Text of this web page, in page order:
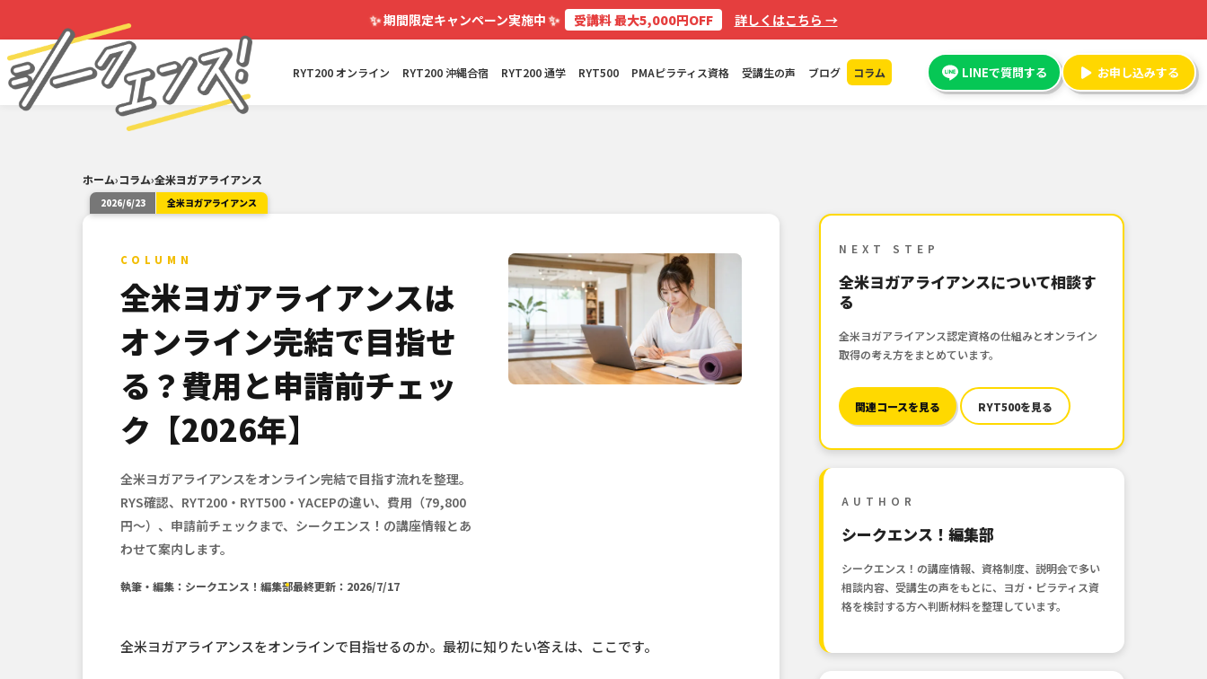
✨期間限定キャンペーン実施中 ✨ 受講料 最大5,000円OFF 詳しくはこちら →
RYT200 オンライン RYT200 沖縄合宿 RYT200 通学 RYT500 PMAピラティス資格 受講生の声 ブログ コラム LINEで質問する お申し込みする
ホーム›コラム›全米ヨガアライアンス
2026/6/23 全米ヨガアライアンス
COLUMN
全米ヨガアライアンスは
オンライン完結で目指せ
る？費用と申請前チェッ
ク【2026年】
全米ヨガアライアンスをオンライン完結で目指す流れを整理。
RYS確認、RYT200・RYT500・YACEPの違い、費用（79,800
円〜）、申請前チェックまで、シークエンス！の講座情報とあ
わせて案内します。
執筆・編集：シークエンス！編集部最終更新：2026/7/17
全米ヨガアライアンスをオンラインで目指せるのか。最初に知りたい答えは、ここです。
NEXT STEP
全米ヨガアライアンスについて相談す
る
全米ヨガアライアンス認定資格の仕組みとオンライン
取得の考え方をまとめています。
関連コースを見る RYT500を見る
AUTHOR
シークエンス！編集部
シークエンス！の講座情報、資格制度、説明会で多い
相談内容、受講生の声をもとに、ヨガ・ピラティス資
格を検討する方へ判断材料を整理しています。